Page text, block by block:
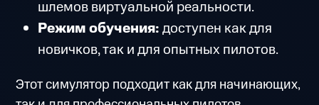
шлемов виртуальной реальности.
Режим обучения:доступен как для
новичков, так и для опытных пилотов.
Этот симулятор подходит как для начинающих,